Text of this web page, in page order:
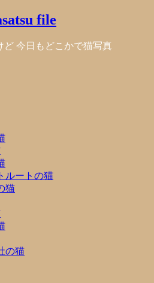
file
ど 今日もどこかで猫写真
ルートの猫
猫
の猫